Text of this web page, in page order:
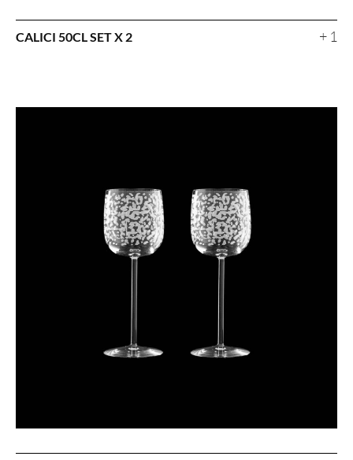
CALICI 50CL SET X 2 + 1